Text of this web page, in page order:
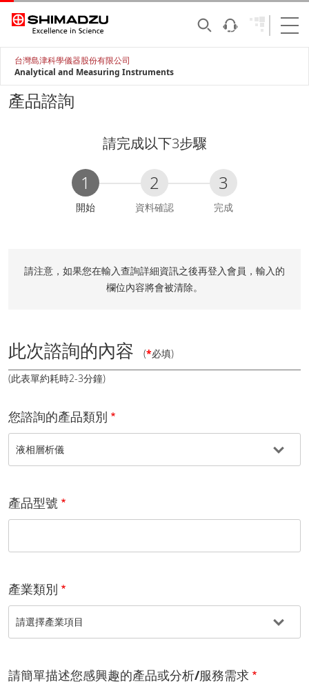
台灣島津科學儀器股份有限公司
Analytical and Measuring Instruments
產品諮詢
請完成以下3步驟
1
C
e
n
開始
2
資料確認
3
完成
請注意，如果您在輸入查詢詳細資訊之後再登入會員，輸入的
欄位內容將會被清除。
此次諮詢的內容 (*必填)
(此表單約耗時2-3分鐘)
您諮詢的產品類別
產品型號
產業類別
請簡單描述您感興趣的產品或分析/服務需求